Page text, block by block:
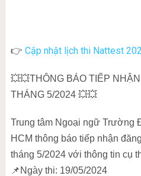
👉 Cập nhật lịch thi Nattest
💥💥THÔNG BÁO TIẾP
THÁNG 5/2024 💥💥
Trung tâm Ngoại ngữ Trường
HCM thông báo tiếp nhận
tháng 5/2024 với thông tin cụ
📌Ngày thi: 19/05/2024